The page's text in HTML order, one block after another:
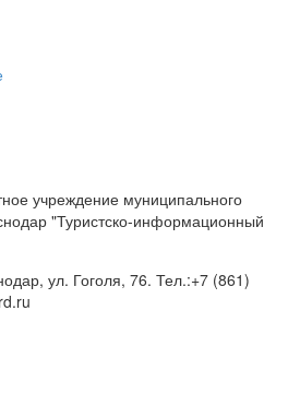
учреждение муниципального
"Туристско-информационный
ул. Гоголя, 76. Тел.:+7 (861)